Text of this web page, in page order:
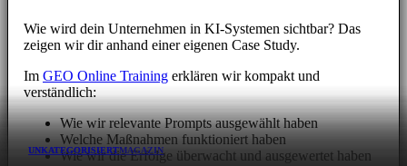
UNKATEGORISIERTMAGAZIN
UNKATEGORISIERT
Wie wird dein Unternehmen in KI-Systemen sichtbar? Das
zeigen wir dir anhand einer eigenen Case Study.
Im GEO Online Training erklären wir kompakt und
verständlich:
Wie wir relevante Prompts ausgewählt haben
Welche Maßnahmen funktioniert haben
Wie wir die Erfolge überwacht und ausgewertet haben